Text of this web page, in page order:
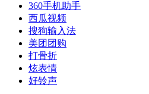
360手机助手
西瓜视频
搜狗输入法
美团团购
打骨折
炫表情
好铃声